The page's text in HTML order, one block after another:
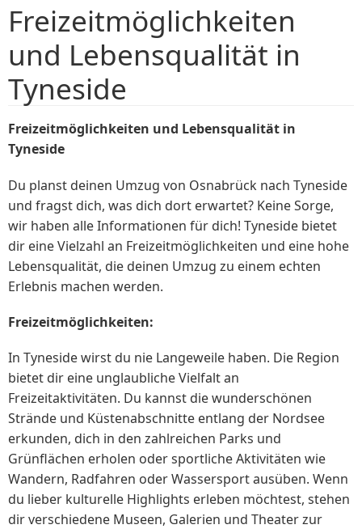
Freizeitmöglichkeiten
und Lebensqualität in
Tyneside
Freizeitmöglichkeiten und Lebensqualität in
Tyneside
Du planst deinen Umzug von Osnabrück nach Tyneside
und fragst dich, was dich dort erwartet? Keine Sorge,
wir haben alle Informationen für dich! Tyneside bietet
dir eine Vielzahl an Freizeitmöglichkeiten und eine hohe
Lebensqualität, die deinen Umzug zu einem echten
Erlebnis machen werden.
Freizeitmöglichkeiten:
In Tyneside wirst du nie Langeweile haben. Die Region
bietet dir eine unglaubliche Vielfalt an
Freizeitaktivitäten. Du kannst die wunderschönen
Strände und Küstenabschnitte entlang der Nordsee
erkunden, dich in den zahlreichen Parks und
Grünflächen erholen oder sportliche Aktivitäten wie
Wandern, Radfahren oder Wassersport ausüben. Wenn
du lieber kulturelle Highlights erleben möchtest, stehen
dir verschiedene Museen, Galerien und Theater zur